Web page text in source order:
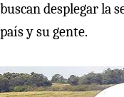
buscan desplegar la
país y su gente.